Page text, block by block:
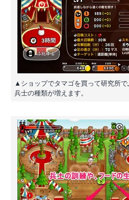
▲ショップでタマゴを買って研究所
兵士の種類が増えます。